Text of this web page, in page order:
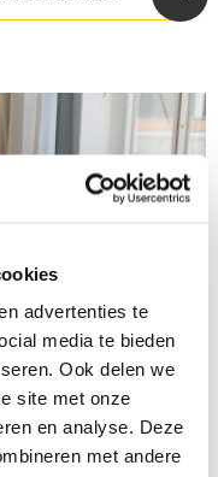
advertenties te
media te bieden
Ook delen we
site met onze
en analyse. Deze
met andere